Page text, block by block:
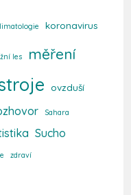
koronavirus
les měření
ovzduší
Sahara
Sucho
zdraví